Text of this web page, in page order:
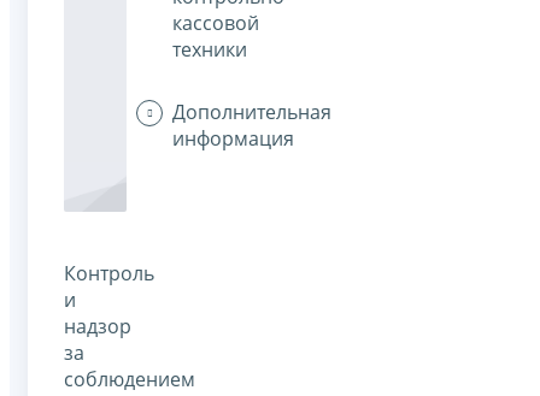
кассовой
техники
Дополнительная
информация
Контроль
и
надзор
за
соблюдением